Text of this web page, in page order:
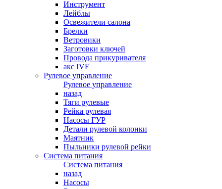
Инструмент
Лейблы
Освежители салона
Брелки
Ветровики
Заготовки ключей
Провода прикуривателя
акс IVF
Рулевое управление
Рулевое управление
назад
Тяги рулевые
Рейка рулевая
Насосы ГУР
Детали рулевой колонки
Маятник
Пыльники рулевой рейки
Система питания
Система питания
назад
Насосы